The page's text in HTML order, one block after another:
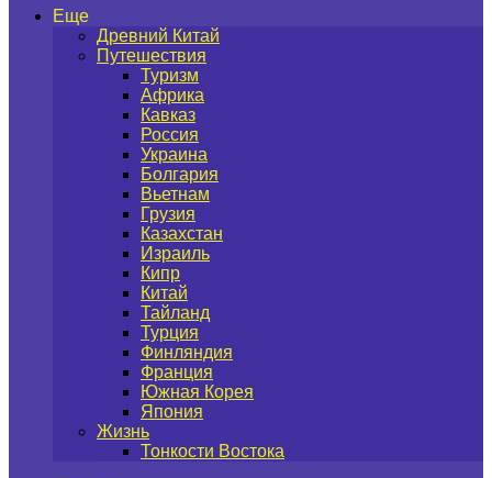
Еще
Древний Китай
Путешествия
Туризм
Африка
Кавказ
Россия
Украина
Болгария
Вьетнам
Грузия
Казахстан
Израиль
Кипр
Китай
Тайланд
Турция
Финляндия
Франция
Южная Корея
Япония
Жизнь
Тонкости Востока